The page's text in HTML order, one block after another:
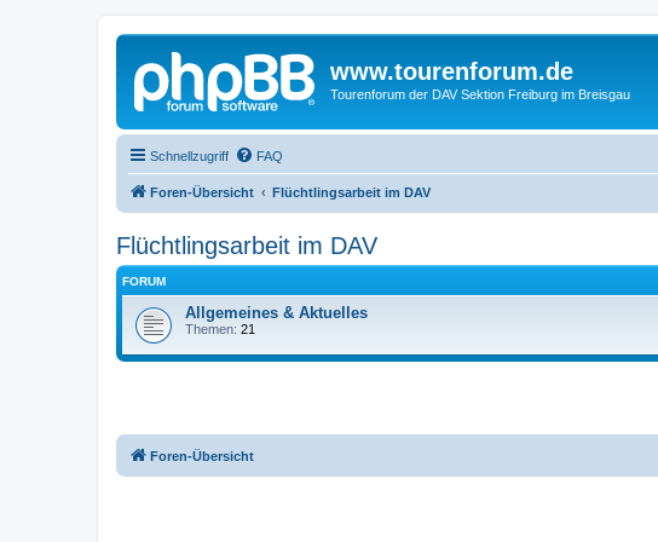
www.tourenforum.de
Tourenforum der DAV Sektion Freiburg im Breisgau
Schnellzugriff FAQ
Foren-Übersicht Flüchtlingsarbeit im DAV
Flüchtlingsarbeit im DAV
FORUM
Allgemeines & Aktuelles
Themen: 21
Foren-Übersicht